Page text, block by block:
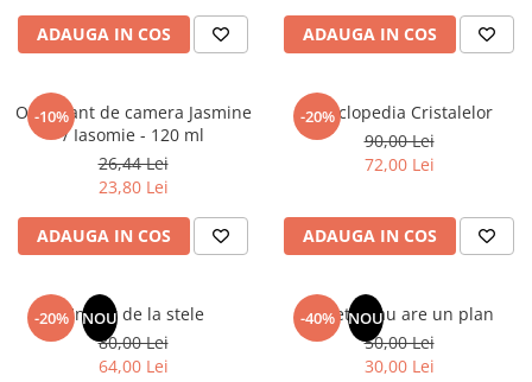
Instrumente de scris
Organizare si Arhivare
Articole scolare
Arta
Caiete si Carnetele scolare
Ghiozdane si Penare scolare
Instrumente si Truse Geometrie
Seturi scolare
Calculator
ADAUGA IN COS ADAUGA IN COS
-10%
Odorizant de camera Jasmine
/ Iasomie - 120 ml
26,44 Lei
23,80 Lei
ADAUGA IN COS
-20%
Enciclopedia Cristalelor
90,00 Lei
72,00 Lei
ADAUGA IN COS
-20% NOU
Un dar de la stele
80,00 Lei
64,00 Lei
-40% NOU
Sufletul tau are un plan
50,00 Lei
30,00 Lei